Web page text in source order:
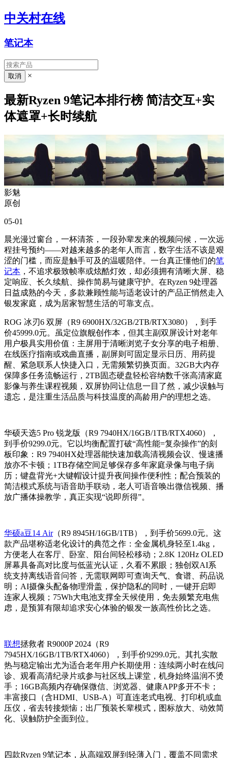
中关村在线
笔记本
×
最新Ryzen 9笔记本排行榜 简洁交互+实
体遮罩+长时续航
影魅
原创
05-01
晨光漫过窗台，一杯清茶，一段孙辈发来的视频问候，一次远
程挂号预约——对越来越多的老年人而言，数字生活不该是艰
涩的门槛，而应是触手可及的温暖陪伴。一台真正懂他们的笔
记本 ，不追求极致帧率或炫酷灯效，却必须拥有清晰大屏、稳
定响应、长久续航、操作简易与健康守护。在Ryzen 9处理器
日益成熟的今天，多款兼顾性能与适老设计的产品正悄然走入
银发家庭，成为居家智慧生活的可靠支点。
ROG 冰刃6 双屏（R9 6900HX/32GB/2TB/RTX3080），到手
价45999.0元。虽定位旗舰创作本，但其主副双屏设计对老年
用户极具实用价值：主屏用于清晰浏览子女分享的电子相册、
在线医疗指南或戏曲直播，副屏则可固定显示日历、用药提
醒、紧急联系人快捷入口，无需频繁切换页面。32GB大内存
保障多任务流畅运行，2TB固态硬盘轻松容纳数千张高清家庭
影像与养生课程视频，双屏协同让信息一目了然，减少误触与
遗忘，是注重生活品质与科技温度的高龄用户的理想之选。
华硕天选5 Pro 锐龙版（R9 7940HX/16GB/1TB/RTX4060），
到手价9299.0元。它以均衡配置打破“高性能=复杂操作”的刻
板印象：R9 7940HX处理器能快速加载高清视频会议、慢速播
放亦不卡顿；1TB存储空间足够保存多年家庭录像与电子病
历；键盘背光+大键帽设计提升夜间操作便利性；配合预装的
简洁模式系统与语音助手联动，老人可语音唤出微信视频、播
放广播体操教学，真正实现“说即所得”。
华硕a豆14 Air（R9 8945H/16GB/1TB），到手价5699.0元。这
款产品堪称适老化设计的典范之作：全金属机身轻至1.4kg，
方便老人在客厅、卧室、阳台间轻松移动；2.8K 120Hz OLED
屏幕具备高对比度与低蓝光认证，久看不累眼；独创双AI系
统支持离线语音问答，无需联网即可查询天气、食谱、药品说
明；AI摄像头配备物理滑盖，保护隐私的同时，一键开启即
连家人视频；75Wh大电池支撑全天候使用，免去频繁充电焦
虑，是预算有限却追求安心体验的银发一族高性价比之选。
联想拯救者 R9000P 2024（R9
7945HX/16GB/1TB/RTX4060），到手价9299.0元。其扎实散
热与稳定输出尤为适合老年用户长期使用：连续两小时在线问
诊、观看高清纪录片或参与社区线上课堂，机身始终温润不烫
手；16GB高频内存确保微信、浏览器、健康APP多开不卡；
丰富接口（含HDMI、USB-A）可直连老式电视、打印机或血
压仪，省去转接烦恼；出厂预装长辈模式，图标放大、动效简
化、误触防护全面到位。
四款Ryzen 9笔记本，从高端双屏到轻薄入门，覆盖不同需求